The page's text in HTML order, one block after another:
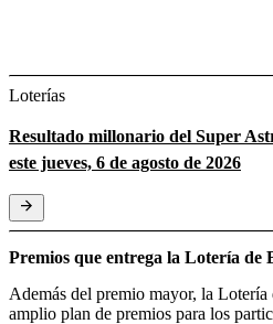
Loterías
Resultado millonario del Super
este jueves, 6 de agosto de 2026
Premios que entrega la Lotería de
Además del premio mayor, la Lotería
amplio plan de premios para los